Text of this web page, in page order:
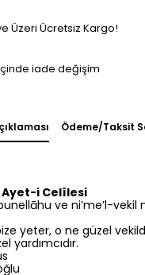
Üzeri Ücretsiz Kargo!
iade değişim
Ödeme/Taksit
Ayet-i Celîlesi
ve ni’me’l-vekil
yeter, o ne güzel
yardımcıdır.